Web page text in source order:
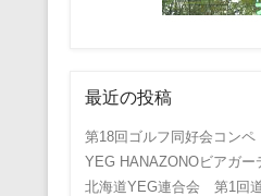
最近の投稿
第18回ゴルフ同好会コン
YEG HANAZONOビアガー
北海道YEG連合会 第1回